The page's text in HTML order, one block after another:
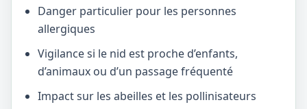
Danger particulier pour les personnes
allergiques
Vigilance si le nid est proche d’enfants,
d’animaux ou d’un passage fréquenté
Impact sur les abeilles et les pollinisateurs